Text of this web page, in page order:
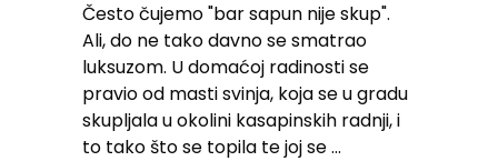
Često čujemo "bar sapun nije skup".
Ali, do ne tako davno se smatrao
luksuzom. U domaćoj radinosti se
pravio od masti svinja, koja se u gradu
skupljala u okolini kasapinskih radnji, i
to tako što se topila te joj se